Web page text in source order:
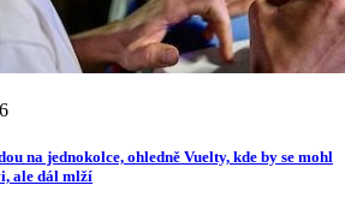
na jednokolce, ohledně Vuelty, kde by se mohl
ale dál mlží